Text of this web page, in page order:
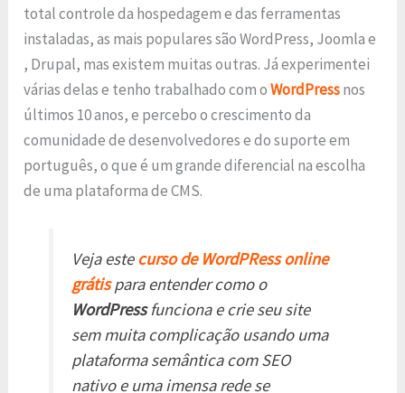
total controle da hospedagem e das ferramentas
instaladas, as mais populares são WordPress, Joomla e
, Drupal, mas existem muitas outras. Já experimentei
várias delas e tenho trabalhado com oWordPressnos
últimos 10 anos, e percebo o crescimento da
comunidade de desenvolvedores e do suporte em
português, o que é um grande diferencial na escolha
de uma plataforma de CMS.
Veja estecurso de WordPRess online
grátispara entender como o
WordPressfunciona e crie seu site
sem muita complicação usando uma
plataforma semântica com SEO
nativo e uma imensa rede se